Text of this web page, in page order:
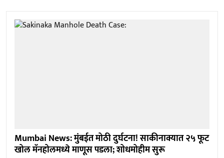
Mumbai News: मुंबईत मोठी दुर्घटना! साकीनाक्यात २५ फूट
खोल मॅनहोलमध्ये माणूस पडला; शोधमोहीम सुरू